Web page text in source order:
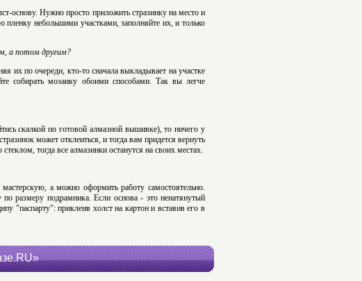
основу. Нужно просто приложить стразинку на место и
пленку небольшими участками, заполняйте их, и только
а потом другим?
их по очереди, кто-то сначала выкладывает на участке
собирать мозаику обоими способами. Так вы легче
скалкой по готовой алмазной вышивке), то ничего у
может отклеиться, и тогда вам придется вернуть
тогда все алмазинки останутся на своих местах.
а можно оформить работу самостоятельно.
размеру подрамника. Если основа - это ненатянутый
"паспарту": приклеив холст на картон и вставив его в